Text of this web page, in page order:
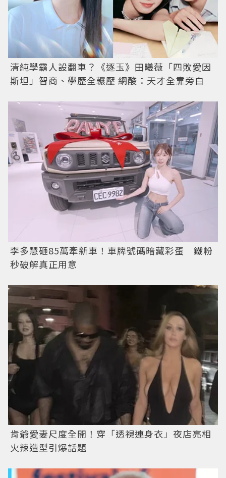
清純學霸人設翻車？《逐玉》田曦薇「四敗愛因
斯坦」智商、學歷全輾壓 網酸：天才全靠旁白
李多慧砸85萬牽新車！車牌號碼暗藏彩蛋 鐵粉
秒破解真正用意
肯爺愛妻尺度全開！穿「透視連身衣」夜店亮相
火辣造型引爆話題